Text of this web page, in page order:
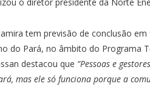
tem previsão de conclusão
do Pará, no âmbito do Programa
destacou que “Pessoas e
mas ele só funciona porque a